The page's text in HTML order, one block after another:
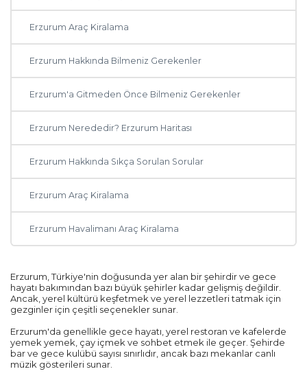
Erzurum Araç Kiralama
Erzurum Hakkında Bilmeniz Gerekenler
Erzurum'a Gitmeden Önce Bilmeniz Gerekenler
Erzurum Nerededir? Erzurum Haritası
Erzurum Hakkında Sıkça Sorulan Sorular
Erzurum Araç Kiralama
Erzurum Havalimanı Araç Kiralama
Erzurum, Türkiye'nin doğusunda yer alan bir şehirdir ve gece
hayatı bakımından bazı büyük şehirler kadar gelişmiş değildir.
Ancak, yerel kültürü keşfetmek ve yerel lezzetleri tatmak için
gezginler için çeşitli seçenekler sunar.
Erzurum'da genellikle gece hayatı, yerel restoran ve kafelerde
yemek yemek, çay içmek ve sohbet etmek ile geçer. Şehirde
bar ve gece kulübü sayısı sınırlıdır, ancak bazı mekanlar canlı
müzik gösterileri sunar.
Adana
Antalya
Ankara